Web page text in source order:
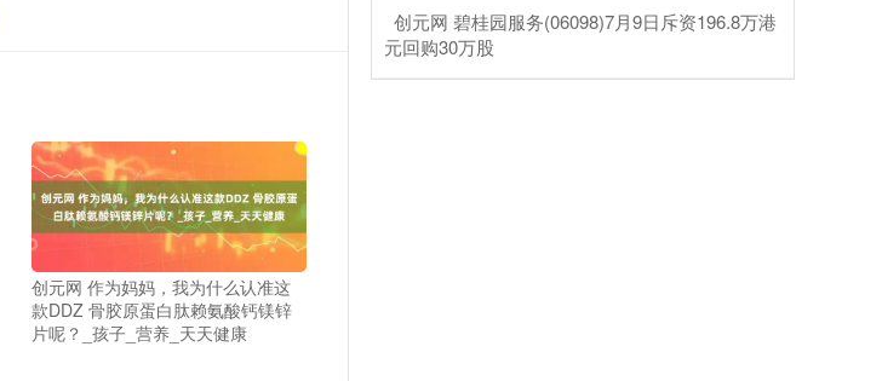
创元网 作为妈妈，我为什么认准这
款DDZ 骨胶原蛋白肽赖氨酸钙镁锌
片呢？_孩子_营养_天天健康
​创元网 碧桂园服务(06098)7月9日斥资196.8万港
元回购30万股